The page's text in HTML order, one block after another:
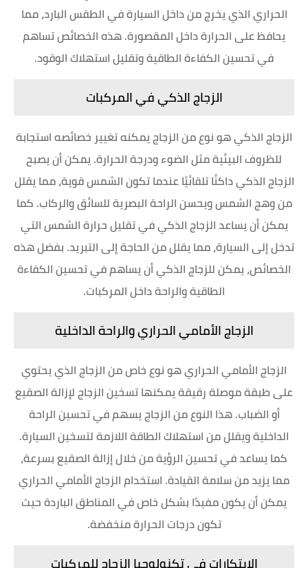
الحراري الذي يخرج من داخل السيارة في الطقس البارد، مما
يحافظ على الحرارة داخل المقصورة. هذه الخصائص تساهم
في تحسين الكفاءة الطاقية وتقليل استهلاك الوقود.
الزجاج الذكي في المركبات
الزجاج الذكي هو نوع من الزجاج يمكنه تغيير خصائصه استجابة
للظروف البيئية مثل الضوء ودرجة الحرارة. يمكن أن يصبح
الزجاج الذكي داكنًا تلقائيًا عندما تكون الشمس قوية، مما يقلل
من وهج الشمس ويحسن الراحة البصرية للسائق والركاب. كما
يمكن أن يساعد الزجاج الذكي في تقليل حرارة الشمس التي
تدخل إلى السيارة، مما يقلل من الحاجة إلى التبريد. بفضل هذه
الخصائص، يمكن للزجاج الذكي أن يساهم في تحسين الكفاءة
الطاقية والراحة داخل المركبات.
الزجاج الأمامي الحراري والراحة الداخلية
الزجاج الأمامي الحراري هو نوع خاص من الزجاج الذي يحتوي
على طبقة موصلة رقيقة يمكنها تسخين الزجاج لإزالة الصقيع
أو الضباب. هذا النوع من الزجاج يسهم في تحسين الراحة
الداخلية ويقلل من استهلاك الطاقة اللازمة لتسخين السيارة.
كما يساعد في تحسين الرؤية من خلال إزالة الصقيع بسرعة،
مما يزيد من سلامة القيادة. استخدام الزجاج الأمامي الحراري
يمكن أن يكون مفيدًا بشكل خاص في المناطق الباردة حيث
تكون درجات الحرارة منخفضة.